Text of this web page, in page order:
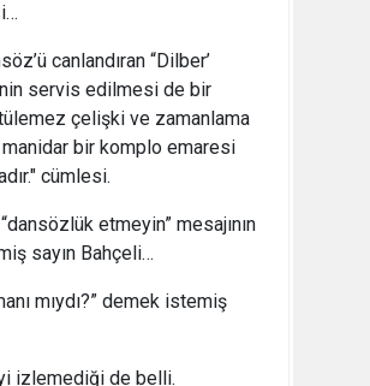
canlandıran “Dilber’
servis edilmesi de bir
çelişki ve zamanlama
manidar bir komplo emaresi
cümlesi.
etmeyin” mesajının
sayın Bahçeli…
mıydı?” demek istemiş
izlemediği de belli.